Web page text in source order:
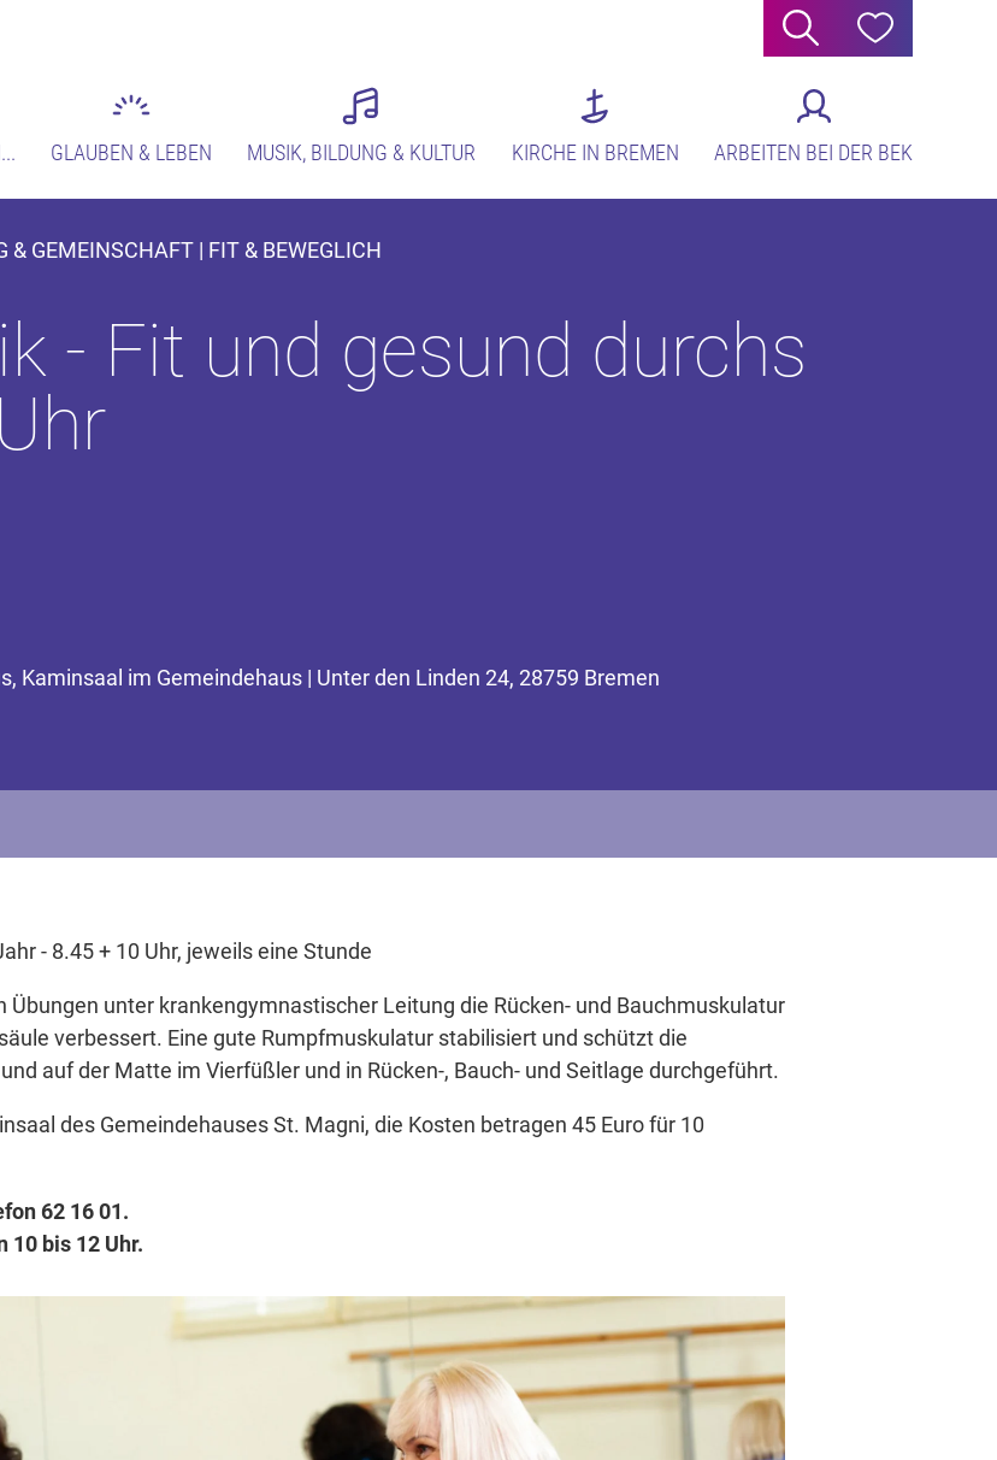
Suche Hilfe
GLAUBEN & LEBEN MUSIK, BILDUNG & KULTUR KIRCHE IN BREMEN ARBEITEN BEI DER BEK
& GEMEINSCHAFT | FIT & BEWEGLICH
- Fit und gesund durchs
Kaminsaal im Gemeindehaus | Unter den Linden 24, 28759 Bremen
- 8.45 + 10 Uhr, jeweils eine Stunde
unter krankengymnastischer Leitung die Rücken- und Bauchmuskulatur
verbessert. Eine gute Rumpfmuskulatur stabilisiert und schützt die
auf der Matte im Vierfüßler und in Rücken-, Bauch- und Seitlage durchgeführt.
des Gemeindehauses St. Magni, die Kosten betragen 45 Euro für 10
62 16 01.
10 bis 12 Uhr.